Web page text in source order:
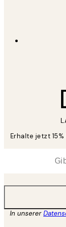
Erhalte jetzt
In unserer